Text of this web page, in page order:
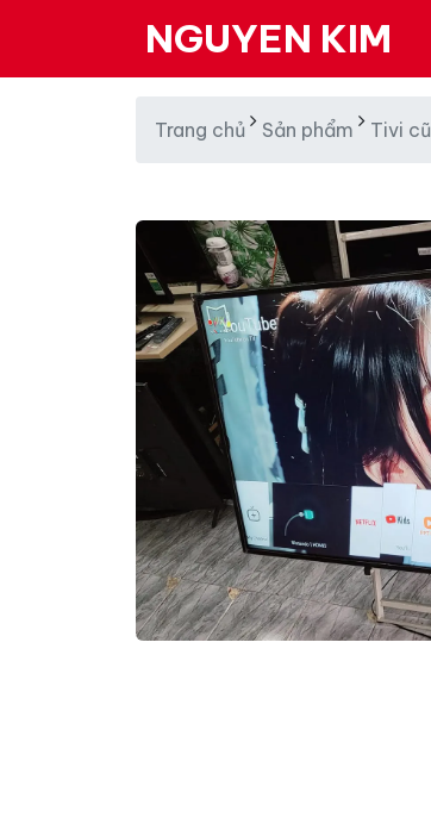
NGUYEN KIM
Trang chủ Sản phẩm Tivi cũ